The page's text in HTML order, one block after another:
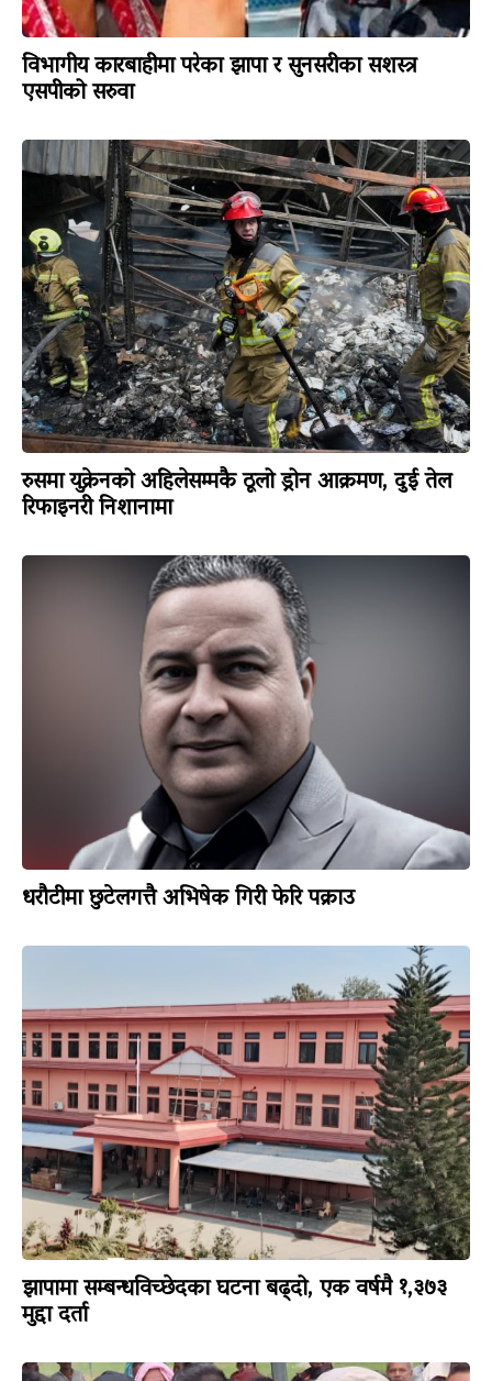
विभागीय कारबाहीमा परेका झापा र सुनसरीका सशस्त्र
एसपीको सरुवा
रुसमा युक्रेनको अहिलेसम्मकै ठूलो ड्रोन आक्रमण, दुई तेल
रिफाइनरी निशानामा
धरौटीमा छुटेलगत्तै अभिषेक गिरी फेरि पक्राउ
झापामा सम्बन्धविच्छेदका घटना बढ्दो, एक वर्षमै १,३७३
मुद्दा दर्ता